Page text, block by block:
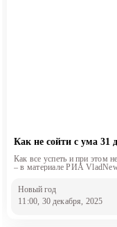
Как не сойти с ума 31
Как все успеть и при этом
– в материале РИА
Новый год
11:00, 30 декабря, 2025